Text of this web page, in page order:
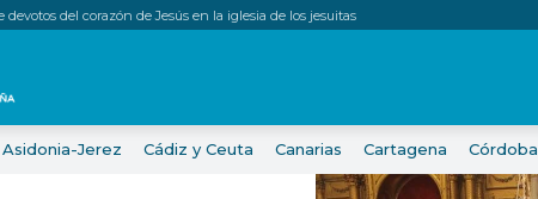
devotos del corazón de Jesús en la iglesia de los jesuitas
Asidonia-Jerez Cádiz y Ceuta Canarias Cartagena Córdoba